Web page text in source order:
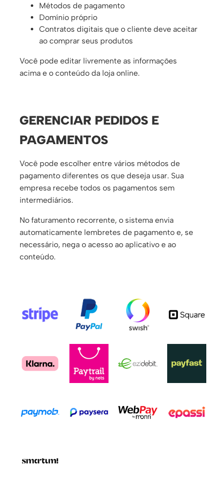
Métodos de pagamento
Domínio próprio
Contratos digitais que o cliente deve aceitar
ao comprar seus produtos
Você pode editar livremente as informações
acima e o conteúdo da loja online.
GERENCIAR PEDIDOS E
PAGAMENTOS
Você pode escolher entre vários métodos de
pagamento diferentes os que deseja usar. Sua
empresa recebe todos os pagamentos sem
intermediários.
No faturamento recorrente, o sistema envia
automaticamente lembretes de pagamento e, se
necessário, nega o acesso ao aplicativo e ao
conteúdo.